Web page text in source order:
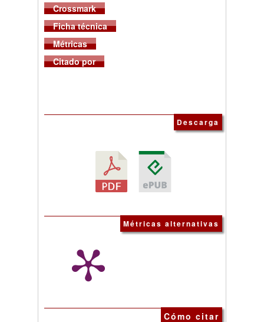
Crossmark
Ficha técnica
Métricas
Citado por
Descarga
Métricas alternativas
Cómo citar